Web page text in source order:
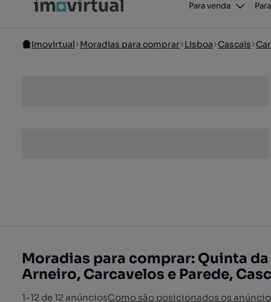
Para venda
Imovirtual Moradias para comprar Lisboa Cascais
Moradias para comprar: Quinta
Arneiro, Carcavelos e Parede,
1-12 de 12 anúnciosComo são posicionados os